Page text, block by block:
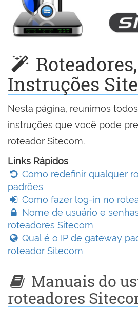
Instruções
Nesta página, reunimos
instruções que você pode
roteador Sitecom.
Links Rápidos
Como redefinir qualquer
padrões
Como fazer log-in no
Nome de usuário e
roteadores Sitecom
Qual é o IP de gateway
roteador Sitecom
Manuais do
roteadores